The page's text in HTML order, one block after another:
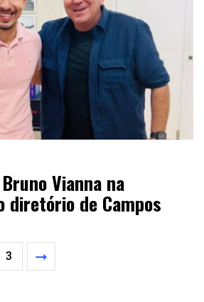
Vianna na
diretório de Campos
3